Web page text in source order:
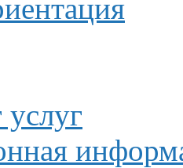
услуг